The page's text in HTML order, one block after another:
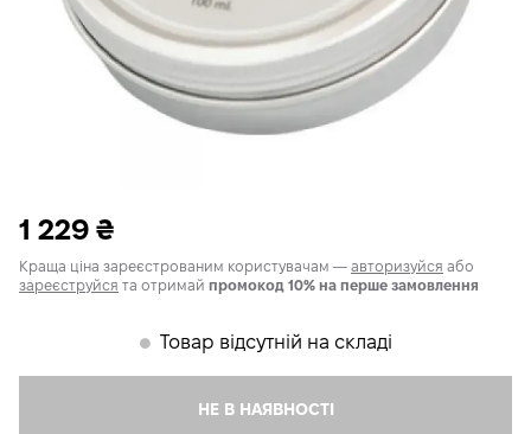
1 229 ₴
Краща ціна зареєстрованим користувачам — авторизуйся або
зареєструйся та отримай промокод 10% на перше замовлення
𒊹 Товар відсутній на складі
НЕ В НАЯВНОСТІ